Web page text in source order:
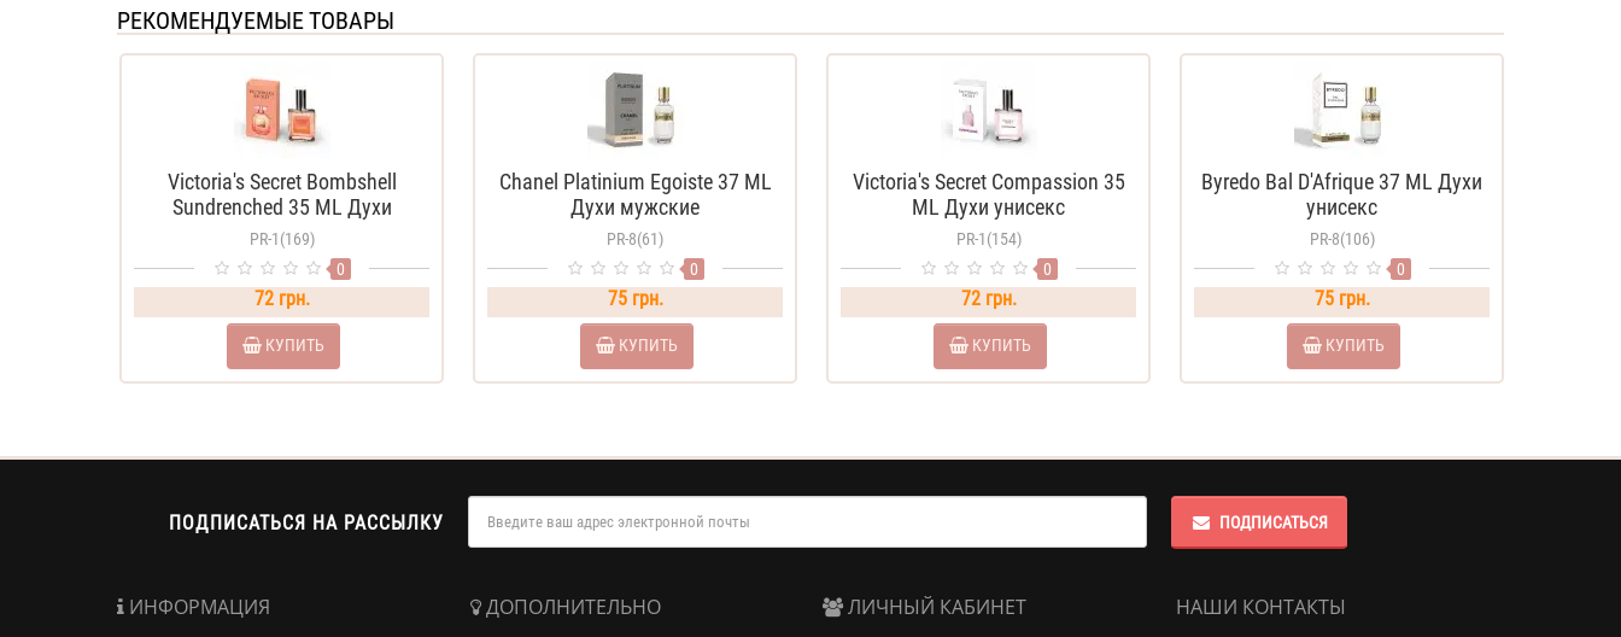
РЕКОМЕНДУЕМЫЕ ТОВАРЫ
Victoria's Secret Bombshell
Sundrenched 35 ML Духи
женские
PR-1(169)
0
72 грн.
КУПИТЬ
Chanel Platinium Egoiste 37 ML
Духи мужские
PR-8(61)
0
75 грн.
КУПИТЬ
Victoria's Secret Compassion 35
ML Духи унисекс
PR-1(154)
0
72 грн.
КУПИТЬ
Byredo Bal D'Afrique 37 ML Духи
унисекс
PR-8(106)
0
75 грн.
КУПИТЬ
ПОДПИСАТЬСЯ НА РАССЫЛКУ ПОДПИСАТЬСЯ
ИНФОРМАЦИЯ ДОПОЛНИТЕЛЬНО ЛИЧНЫЙ КАБИНЕТ НАШИ КОНТАКТЫ